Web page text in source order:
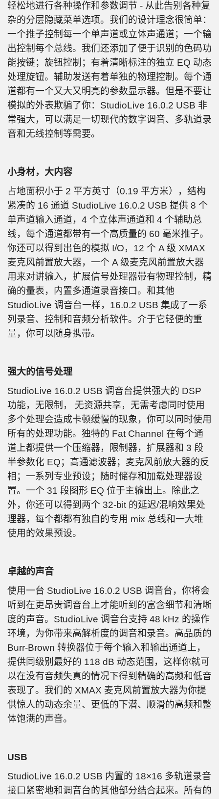
轻松地进行各种操作和参数调节 - 从此告别各种复
杂的分层隐藏菜单选项。我们的设计理念很简单：
一个推子控制每一个单声道或立体声通道；一个输
出控制每个总线。我们还添加了便于识别的色码功
能按键；旋钮控制；有着清晰标注的独立 EQ 动态
处理旋钮。辅助发送有着单独的物理控制。每个通
道都有一个又大又明亮的参数显示器。但是不要让
模拟的外表欺骗了你：StudioLive 16.0.2 USB 非
常强大，可以满足一切现代的数字调音、多轨道录
音和无线控制等需要。
小身材，大内容
占地面积小于 2 平方英寸（0.19 平方米），结构
紧凑的 16 通道 StudioLive 16.0.2 USB 提供 8 个
单声道输入通道，4 个立体声通道和 4 个辅助总
线，每个通道都带有一个高质量的 60 毫米推子。
你还可以得到出色的模拟 I/O，12 个 A 级 XMAX
麦克风前置放大器，一个 A 级麦克风前置放大器
用来对讲输入，扩展信号处理器带有物理控制，精
确的量表，内置多通道录音接口。和其他
StudioLive 调音台一样，16.0.2 USB 集成了一系
列录音、控制和音频分析软件。介于它轻便的重
量，你可以随身携带。
强大的信号处理
StudioLive 16.0.2 USB 调音台提供强大的 DSP
功能，无限制， 无资源共享，无需考虑同时使用
多个处理会造成卡顿缓慢的现象，你可以同时使用
所有的处理功能。独特的 Fat Channel 在每个通
道上都提供一个压缩器，限制器，扩展器和 3 段
半参数化 EQ；高通滤波器；麦克风前放大器的反
相；一系列专业预设；随时储存和加载处理器设
置。一个 31 段图形 EQ 位于主输出上。除此之
外，你还可以得到两个 32-bit 的延迟/混响效果处
理器，每个都都有独自的专用 mix 总线和一大堆
使用的效果预设。
卓越的声音
使用一台 StudioLive 16.0.2 USB 调音台，你将会
听到在更昂贵调音台上才能听到的富含细节和清晰
度的声音。StudioLive 调音台支持 48 kHz 的操作
环境，为你带来高解析度的调音和录音。高品质的
Burr-Brown 转换器位于每个输入和输出通道上，
提供同级别最好的 118 dB 动态范围，这样你就可
以在没有音频失真的情况下得到精确的高频和低音
表现了。我们的 XMAX 麦克风前置放大器为你提
供惊人的动态余量、更低的下潜、顺滑的高频和整
体饱满的声音。
USB
StudioLive 16.0.2 USB 内置的 18×16 多轨道录音
接口紧密地和调音台的其他部分结合起来。所有的